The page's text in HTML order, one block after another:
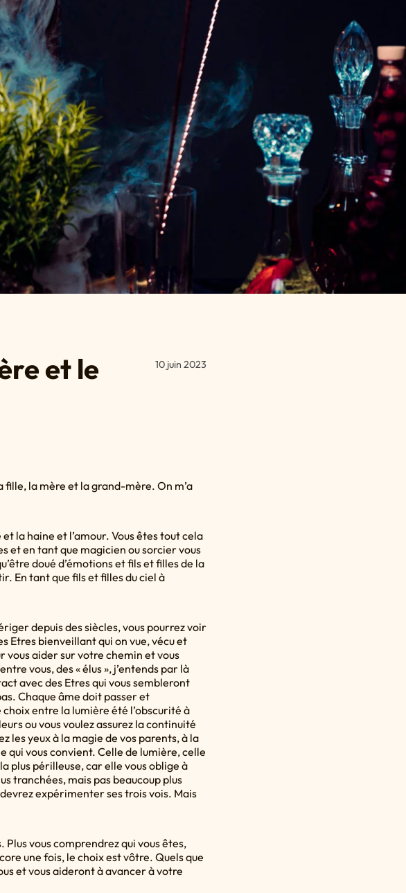
et le
10 juin 2023
fille, la mère et la grand-mère. On m’a
la haine et l’amour. Vous êtes tout cela
et en tant que magicien ou sorcier vous
doué d’émotions et fils et filles de la
En tant que fils et filles du ciel à
depuis des siècles, vous pourrez voir
Etres bienveillant qui on vue, vécu et
vous aider sur votre chemin et vous
vous, des « élus », j’entends par là
avec des Etres qui vous sembleront
Chaque âme doit passer et
entre la lumière été l’obscurité à
ou vous voulez assurez la continuité
les yeux à la magie de vos parents, à la
qui vous convient. Celle de lumière, celle
plus périlleuse, car elle vous oblige à
tranchées, mais pas beaucoup plus
expérimenter ses trois vois. Mais
Plus vous comprendrez qui vous êtes,
une fois, le choix est vôtre. Quels que
et vous aideront à avancer à votre